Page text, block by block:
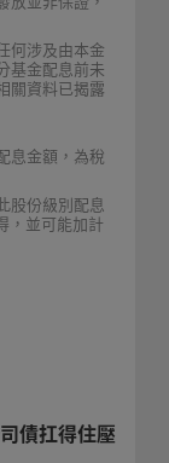
何涉及由本金
基金配息前未
關資料已揭露
息金額，為稅
股份級別配息
，並可能加計
債扛得住壓